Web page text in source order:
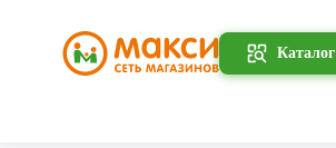
Каталог